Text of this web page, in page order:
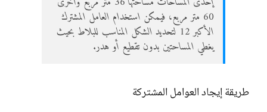
60 متر مربع، فيمكن استخدام العامل المشترك
الأكبر 12 لتحديد الشكل المناسب للبلاط بحيث
يغطي المساحتين بدون تقطيع أو هدر.
طريقة إيجاد العوامل المشتركة